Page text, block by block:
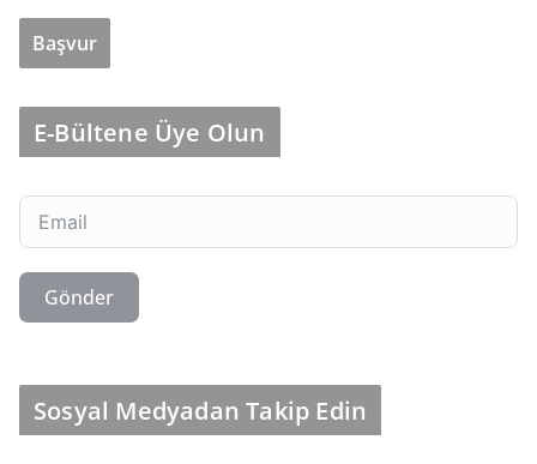
Başvur
E-Bültene Üye Olun
Gönder
Sosyal Medyadan Takip Edin